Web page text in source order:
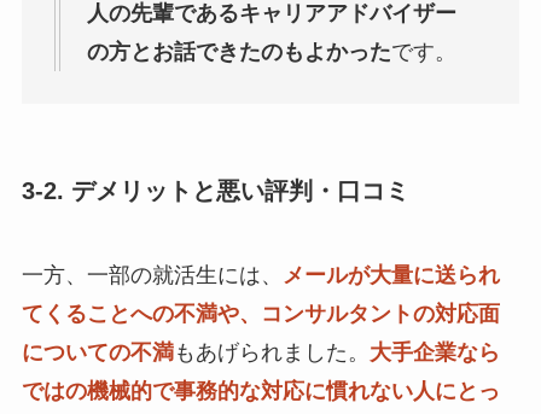
人の先輩であるキャリアアドバイザー
の方とお話できたのもよかったです。
3-2. デメリットと悪い評判・口コミ
一方、一部の就活生には、
メールが大量に送られ
てくることへの不満や、コンサルタントの対応面
についての不満もあげられました。 大手企業なら
ではの機械的で事務的な対応に慣れない人にとっ